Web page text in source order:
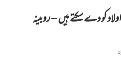
کو دے سکتے ہیں – روبینہ